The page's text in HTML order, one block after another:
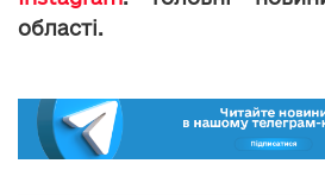
області.